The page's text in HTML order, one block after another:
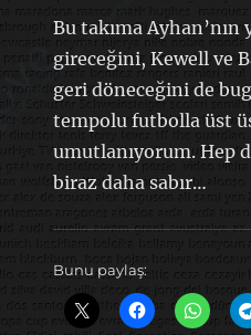
Bu takıma Ayhan’nın
gireceğini, Kewell ve
geri döneceğini de
tempolu futbolla üst
umutlanıyorum. Hep
biraz daha sabır…
Bunu paylaş: